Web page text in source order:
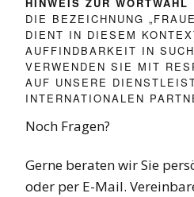
DIE BEZEICHNUNG
DIENT IN DIESEM
AUFFINDBARKEIT IN
VERWENDEN SIE MIT
AUF UNSERE
INTERNATIONALEN
Noch Fragen?
Gerne beraten wir Sie
oder per E-Mail.